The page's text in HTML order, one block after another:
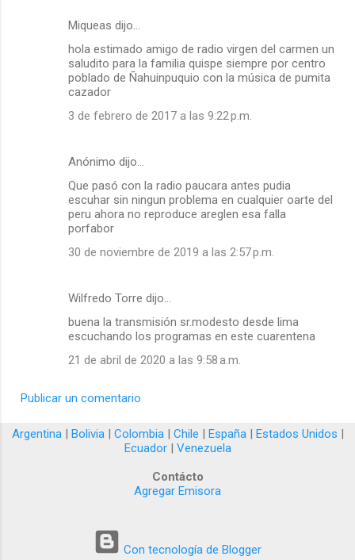
Miqueas dijo…
hola estimado amigo de radio virgen del carmen un
saludito para la familia quispe siempre por centro
poblado de Ñahuinpuquio con la música de pumita
cazador
3 de febrero de 2017 a las 9:22 p.m.
Anónimo dijo…
Que pasó con la radio paucara antes pudia
escuhar sin ningun problema en cualquier oarte del
peru ahora no reproduce areglen esa falla
porfabor
30 de noviembre de 2019 a las 2:57 p.m.
Wilfredo Torre dijo…
buena la transmisión sr.modesto desde lima
escuchando los programas en este cuarentena
21 de abril de 2020 a las 9:58 a.m.
Publicar un comentario
Argentina| Bolivia| Colombia| Chile | España| Estados Unidos |
Ecuador| Venezuela
Contácto
Agregar Emisora
Con tecnología de Blogger